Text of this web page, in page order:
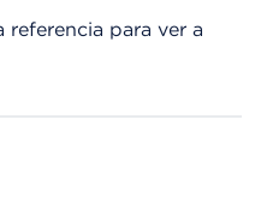
referencia para ver a